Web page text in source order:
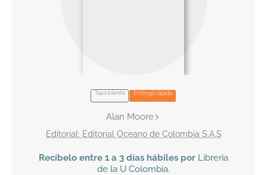
Tapa blanda Entrega rápida
Alan Moore
Editorial Oceano de Colombia S.A.S
Recíbelo entre 1 a 3 días hábiles por Libreria
de la U Colombia.